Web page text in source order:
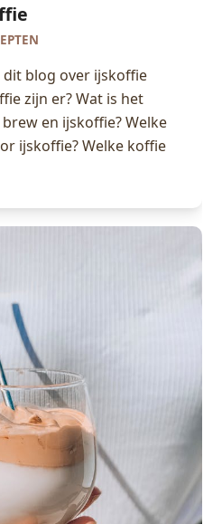
blog over ijskoffie
zijn er? Wat is het
en ijskoffie? Welke
ijskoffie? Welke koffie